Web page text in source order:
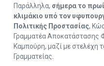
Παράλληλα, σήμερα το
κλιμάκιο υπό τον
Πολιτικής Προστασίας,
Γραμματέα
Καμπούρη, μαζί με στελέχη
Γραμματείας.